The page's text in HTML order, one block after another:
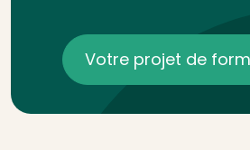
Votre projet de